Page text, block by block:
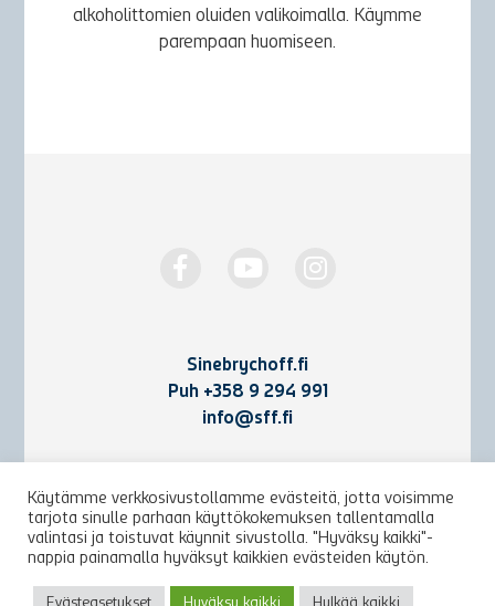
alkoholittomien oluiden valikoimalla. Käymme
parempaan huomiseen.
Sinebrychoff.fi
Puh +358 9 294 991
info@sff.fi
Yhteystiedot
Käyttöehdot ja rekisteriseloste
Arkisto
Käytämme verkkosivustollamme evästeitä, jotta voisimme
tarjota sinulle parhaan käyttökokemuksen tallentamalla
valintasi ja toistuvat käynnit sivustolla. "Hyväksy kaikki"-
nappia painamalla hyväksyt kaikkien evästeiden käytön.